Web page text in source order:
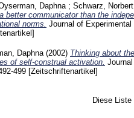
Daphna ; Schwarz, Norbert
better communicator than the
norms.
Journal of
Daphna (2002) Thinking about
of self-construal activation.
499 [Zeitschriftenartikel]
Diese Liste